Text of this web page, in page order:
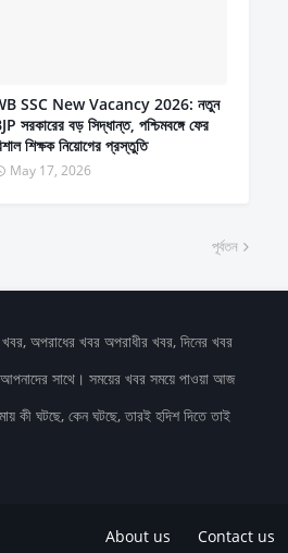
SSC New Vacancy 2026: নতুন
সরকারের বড় সিদ্ধান্ত, পশ্চিমবঙ্গে ফের
শিক্ষক নিয়োগের প্রস্তুতি
May 17, 2026
পূর্বতন
অপরাধের খবর অপরাধীর খবর, দিনের খবর
আপনাদের সাথে। সময়ের খবর সময়ে পাওয়া আজ
কী ঘটছে, কেন ঘটছে, তারই হদিশ দিতে তাই
About us Contact us